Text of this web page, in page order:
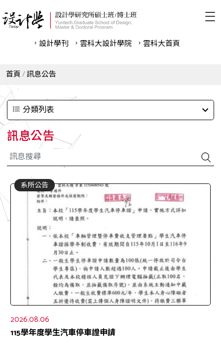
設計學刊 雲科⼤設計學院 雲科⼤首頁
首頁 訊息公告
分類列表
訊息公告
系所公告
2026.08.06
115學年度學生汽車停車證申請